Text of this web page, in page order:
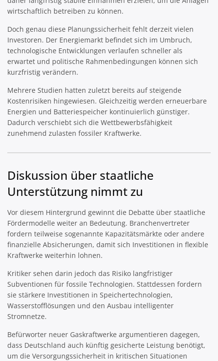
wirtschaftlich betreiben zu können.
Doch genau diese Planungssicherheit fehlt derzeit vielen
Investoren. Der Energiemarkt befindet sich im Umbruch,
technologische Entwicklungen verlaufen schneller als
erwartet und politische Rahmenbedingungen können sich
kurzfristig verändern.
Mehrere Studien hatten zuletzt bereits auf steigende
Kostenrisiken hingewiesen. Gleichzeitig werden erneuerbare
Energien und Batteriespeicher kontinuierlich günstiger.
Dadurch verschiebt sich die Wettbewerbsfähigkeit
zunehmend zulasten fossiler Kraftwerke.
Diskussion über staatliche
Unterstützung nimmt zu
Vor diesem Hintergrund gewinnt die Debatte über staatliche
Fördermodelle weiter an Bedeutung. Branchenvertreter
fordern teilweise sogenannte Kapazitätsmärkte oder andere
finanzielle Absicherungen, damit sich Investitionen in flexible
Kraftwerke weiterhin lohnen.
Kritiker sehen darin jedoch das Risiko langfristiger
Subventionen für fossile Technologien. Stattdessen fordern
sie stärkere Investitionen in Speichertechnologien,
Wasserstofflösungen und den Ausbau intelligenter
Stromnetze.
Befürworter neuer Gaskraftwerke argumentieren dagegen,
dass Deutschland auch künftig gesicherte Leistung benötigt,
um die Versorgungssicherheit in kritischen Situationen